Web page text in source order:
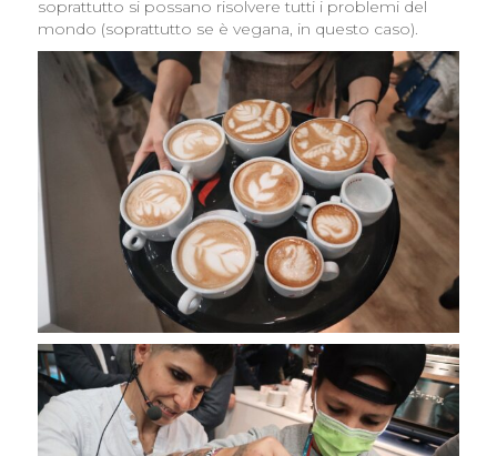
soprattutto si possano risolvere tutti i problemi del
mondo (soprattutto se è vegana, in questo caso).